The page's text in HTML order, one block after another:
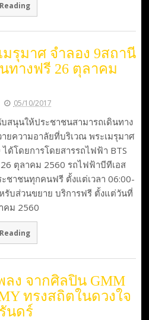
มรุมาศ จำลอง 9สถานี
นทางฟรี 26 ตุลาคม
05/10/2017
สนุนให้ประชาชนสามารถเดินทาง
ยความอาลัยที่บริเวณ พระเมรุมาศ
ได้โดยการโดยสารรถไฟฟ้า BTS
ตุลาคม 2560 รถไฟฟ้าบีทีเอส
ชาชนทุกคนฟรี ตั้งแต่เวลา 06:00-
รับส่วนขยาย บริการฟรี ตั้งแต่วันที่
คม 2560
ลง จากศิลปิน GMM
ทรงสถิตในดวงใจ
นดร์